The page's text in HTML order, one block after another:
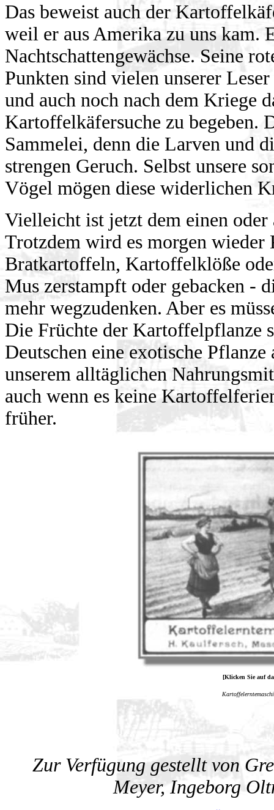
Das beweist auch der
weil er aus Amerika zu uns kam.
Nachtschattengewächse. Seine
Punkten sind vielen unserer
und auch noch nach dem Kriege
Kartoffelkäfersuche zu begeben.
Sammelei, denn die Larven und
strengen Geruch. Selbst unsere
Vögel mögen diese widerlichen
Vielleicht ist jetzt dem einen oder
Trotzdem wird es morgen
Bratkartoffeln, Kartoffelklöße
Mus zerstampft oder gebacken -
mehr wegzudenken. Aber es
Die Früchte der Kartoffelpflanze
Deutschen eine exotische
unserem alltäglichen
auch wenn es keine
früher.
[Klicken Sie auf
Zur Verfügung gestellt von
Meyer, Ingeborg